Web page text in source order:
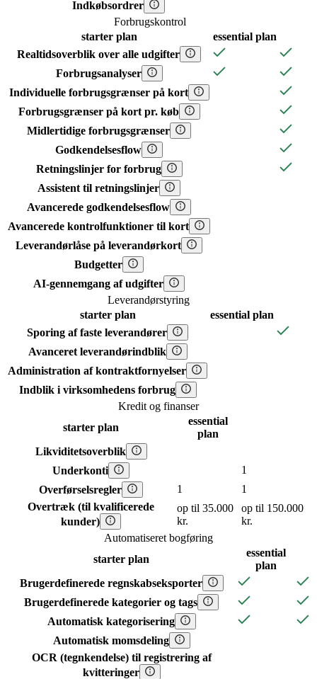
Indkøbsordrer
Forbrugskontrol
starterplan essential plan
Realtidsoverblik over alle udgifter
Forbrugsanalyser
Individuelle forbrugsgrænser på kort
Forbrugsgrænser på kort pr. køb
Midlertidige forbrugsgrænser
Godkendelsesflow
Retningslinjer for forbrug
Assistent til retningslinjer
Avancerede godkendelsesflow
Avancerede kontrolfunktioner til kort
Leverandørlåse på leverandørkort
Budgetter
AI-gennemgang af udgifter
Leverandørstyring
starterplan essential plan
Sporing af faste leverandører
Avanceret leverandørindblik
Administration af kontraktfornyelser
Indblik i virksomhedens forbrug
Kredit og finanser
starter plan
essential
plan
Likviditetsoverblik
Underkonti
1
Overførselsregler
1
1
Overtræk (til kvalificerede
kunder)
op til 35.000
kr.
op til 150.000
kr.
Automatiseret bogføring
starter plan
essential
plan
Brugerdefinerede regnskabseksporter
Brugerdefinerede kategorier og tags
Automatisk kategorisering
Automatisk momsdeling
OCR (tegnkendelse) til registrering af
kvitteringer